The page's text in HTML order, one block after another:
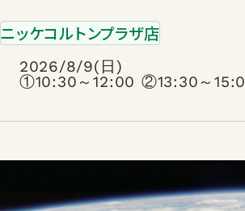
ニッケコルトンプラザ店
2026/8/9(日)
①10:30～12:00 ②13:30～